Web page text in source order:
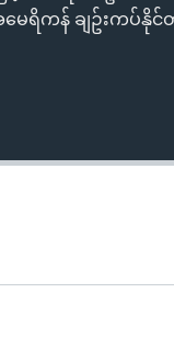
ေရိကန် ချဥ်းကပ်နို